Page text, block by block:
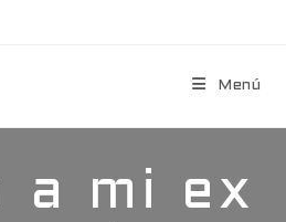
Menú
a mi ex